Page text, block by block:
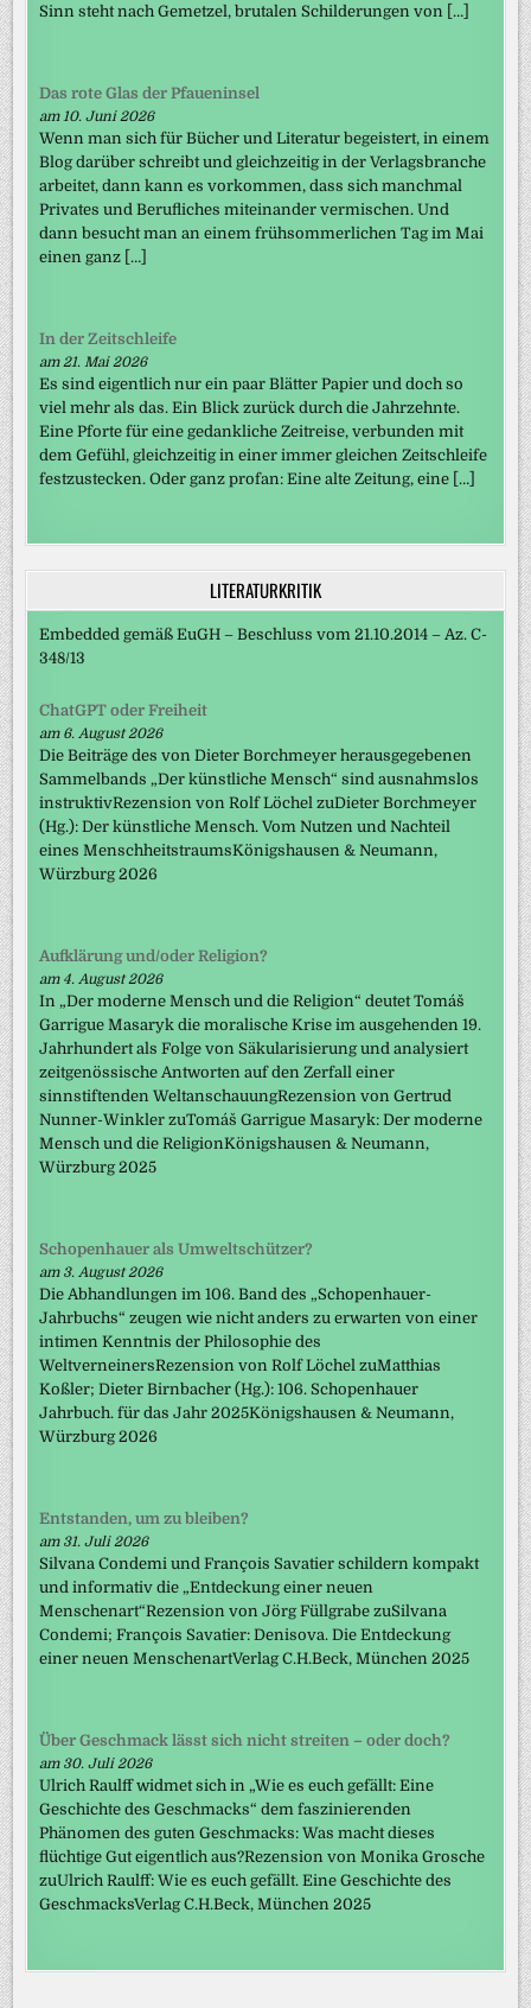
Sinn steht nach Gemetzel, brutalen Schilderungen von […]
Das rote Glas der Pfaueninsel
am 10. Juni 2026
Wenn man sich für Bücher und Literatur begeistert, in einem
Blog darüber schreibt und gleichzeitig in der Verlagsbranche
arbeitet, dann kann es vorkommen, dass sich manchmal
Privates und Berufliches miteinander vermischen. Und
dann besucht man an einem frühsommerlichen Tag im Mai
einen ganz […]
In der Zeitschleife
am 21. Mai 2026
Es sind eigentlich nur ein paar Blätter Papier und doch so
viel mehr als das. Ein Blick zurück durch die Jahrzehnte.
Eine Pforte für eine gedankliche Zeitreise, verbunden mit
dem Gefühl, gleichzeitig in einer immer gleichen Zeitschleife
festzustecken. Oder ganz profan: Eine alte Zeitung, eine […]
LITERATURKRITIK
Embedded gemäß EuGH – Beschluss vom 21.10.2014 – Az. C-
348/13
ChatGPT oder Freiheit
am 6. August 2026
Die Beiträge des von Dieter Borchmeyer herausgegebenen
Sammelbands „Der künstliche Mensch“ sind ausnahmslos
instruktivRezension von Rolf Löchel zuDieter Borchmeyer
(Hg.): Der künstliche Mensch. Vom Nutzen und Nachteil
eines MenschheitstraumsKönigshausen & Neumann,
Würzburg 2026
Aufklärung und/oder Religion?
am 4. August 2026
In „Der moderne Mensch und die Religion“ deutet Tomáš
Garrigue Masaryk die moralische Krise im ausgehenden 19.
Jahrhundert als Folge von Säkularisierung und analysiert
zeitgenössische Antworten auf den Zerfall einer
sinnstiftenden WeltanschauungRezension von Gertrud
Nunner-Winkler zuTomáš Garrigue Masaryk: Der moderne
Mensch und die ReligionKönigshausen & Neumann,
Würzburg 2025
Schopenhauer als Umweltschützer?
am 3. August 2026
Die Abhandlungen im 106. Band des „Schopenhauer-
Jahrbuchs“ zeugen wie nicht anders zu erwarten von einer
intimen Kenntnis der Philosophie des
WeltverneinersRezension von Rolf Löchel zuMatthias
Koßler; Dieter Birnbacher (Hg.): 106. Schopenhauer
Jahrbuch. für das Jahr 2025Königshausen & Neumann,
Würzburg 2026
Entstanden, um zu bleiben?
am 31. Juli 2026
Silvana Condemi und François Savatier schildern kompakt
und informativ die „Entdeckung einer neuen
Menschenart“Rezension von Jörg Füllgrabe zuSilvana
Condemi; François Savatier: Denisova. Die Entdeckung
einer neuen MenschenartVerlag C.H.Beck, München 2025
Über Geschmack lässt sich nicht streiten – oder doch?
am 30. Juli 2026
Ulrich Raulff widmet sich in „Wie es euch gefällt: Eine
Geschichte des Geschmacks“ dem faszinierenden
Phänomen des guten Geschmacks: Was macht dieses
flüchtige Gut eigentlich aus?Rezension von Monika Grosche
zuUlrich Raulff: Wie es euch gefällt. Eine Geschichte des
GeschmacksVerlag C.H.Beck, München 2025